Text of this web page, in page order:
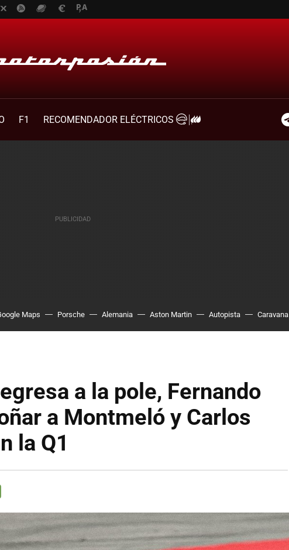
F1
RECOMENDADOR ELÉCTRICOS
Maps Porsche Alemania Aston Martin Autopista Caravana
a la pole, Fernando
a Montmeló y Carlos
la Q1